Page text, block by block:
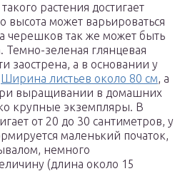
растения достигает
высота может варьироваться
черешков так же может быть
Темно-зеленая глянцевая
заострена, а в основании у
Ширина листьев около 80 см, а
выращивании в домашних
крупные экземпляры. В
от 20 до 30 сантиметров, у
маленький початок,
немного
(длина около 15